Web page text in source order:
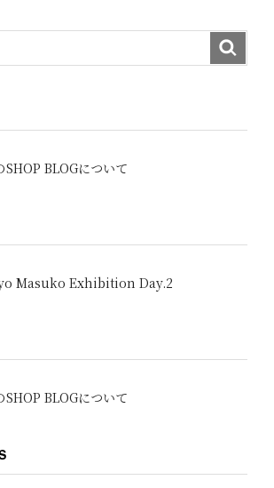
SHOP BLOGについて
Masuko Exhibition Day.2
SHOP BLOGについて